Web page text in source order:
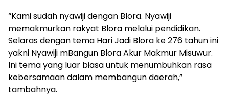
“Kami sudah nyawiji dengan Blora. Nyawiji
memakmurkan rakyat Blora melalui pendidikan.
Selaras dengan tema Hari Jadi Blora ke 276 tahun ini
yakni Nyawiji mBangun Blora Akur Makmur Misuwur.
Ini tema yang luar biasa untuk menumbuhkan rasa
kebersamaan dalam membangun daerah,”
tambahnya.